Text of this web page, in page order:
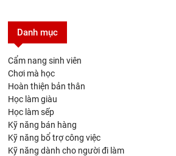
Danh mục
Cẩm nang sinh viên
Chơi mà học
Hoàn thiện bản thân
Học làm giàu
Học làm sếp
Kỹ năng bán hàng
Kỹ năng bổ trợ công việc
Kỹ năng dành cho người đi làm